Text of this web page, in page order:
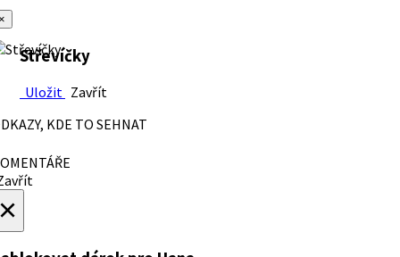
Střevíčky
Uložit Zavřít
KDE TO SEHNAT